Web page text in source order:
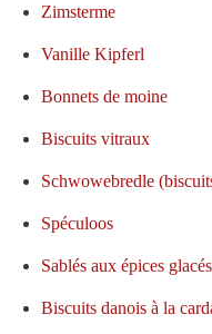
Zimsterme
Vanille Kipferl
Bonnets de moine
Biscuits vitraux
Schwowebredle
Spéculoos
Sablés aux épices glacés
Biscuits danois à la